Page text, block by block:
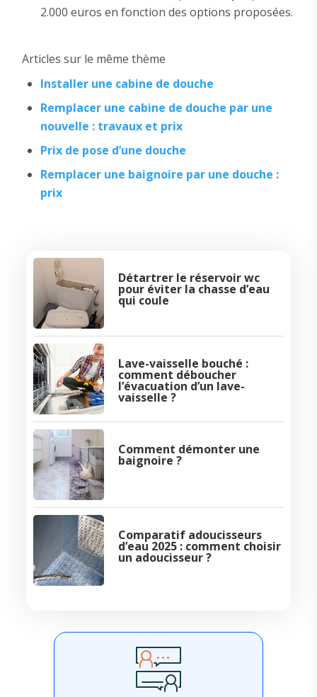
2.000 euros en fonction des options proposées.
Articles sur le même thème
Installer une cabine de douche
Remplacer une cabine de douche par une
nouvelle : travaux et prix
Prix de pose d’une douche
Remplacer une baignoire par une douche :
prix
Détartrer le réservoir wc
pour éviter la chasse d’eau
qui coule
Lave-vaisselle bouché :
comment déboucher
l’évacuation d’un lave-
vaisselle ?
Comment démonter une
baignoire ?
Comparatif adoucisseurs
d’eau 2025 : comment choisir
un adoucisseur ?